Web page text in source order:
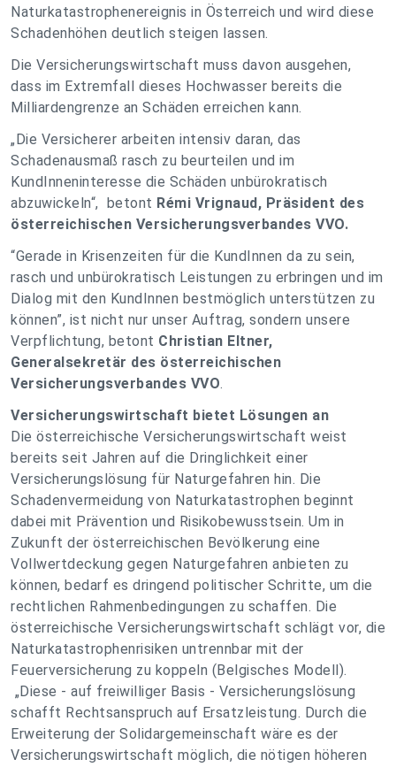
Naturkatastrophenereignis in Österreich und wird diese
Schadenhöhen deutlich steigen lassen.
Die Versicherungswirtschaft muss davon ausgehen,
dass im Extremfall dieses Hochwasser bereits die
Milliardengrenze an Schäden erreichen kann.
„Die Versicherer arbeiten intensiv daran, das
Schadenausmaß rasch zu beurteilen und im
KundInneninteresse die Schäden unbürokratisch
abzuwickeln“, betont Rémi Vrignaud, Präsident des
österreichischen Versicherungsverbandes VVO.
“Gerade in Krisenzeiten für die KundInnen da zu sein,
rasch und unbürokratisch Leistungen zu erbringen und im
Dialog mit den KundInnen bestmöglich unterstützen zu
können”, ist nicht nur unser Auftrag, sondern unsere
Verpflichtung, betont Christian Eltner,
Generalsekretär des österreichischen
Versicherungsverbandes VVO.
Versicherungswirtschaft bietet Lösungen an
Die österreichische Versicherungswirtschaft weist
bereits seit Jahren auf die Dringlichkeit einer
Versicherungslösung für Naturgefahren hin. Die
Schadenvermeidung von Naturkatastrophen beginnt
dabei mit Prävention und Risikobewusstsein. Um in
Zukunft der österreichischen Bevölkerung eine
Vollwertdeckung gegen Naturgefahren anbieten zu
können, bedarf es dringend politischer Schritte, um die
rechtlichen Rahmenbedingungen zu schaffen. Die
österreichische Versicherungswirtschaft schlägt vor, die
Naturkatastrophenrisiken untrennbar mit der
Feuerversicherung zu koppeln (Belgisches Modell).
„Diese - auf freiwilliger Basis - Versicherungslösung
schafft Rechtsanspruch auf Ersatzleistung. Durch die
Erweiterung der Solidargemeinschaft wäre es der
Versicherungswirtschaft möglich, die nötigen höheren